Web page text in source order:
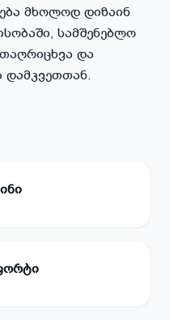
მხოლოდ დიზაინ
სამშენებლო
და
დამკვეთთან.